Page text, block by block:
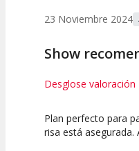
23 Noviembre 2024
Show
Desglose valoración
10 10
Plan perfecto para
risa está asegurada.